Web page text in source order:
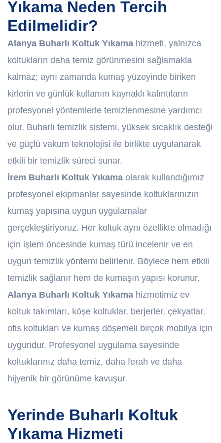
Yıkama Neden Tercih
Edilmelidir?
Alanya Buharlı Koltuk Yıkama hizmeti, yalnızca
koltukların daha temiz görünmesini sağlamakla
kalmaz; aynı zamanda kumaş yüzeyinde biriken
kirlerin ve günlük kullanım kaynaklı kalıntıların
profesyonel yöntemlerle temizlenmesine yardımcı
olur. Buharlı temizlik sistemi, yüksek sıcaklık desteği
ve güçlü vakum teknolojisi ile birlikte uygulanarak
etkili bir temizlik süreci sunar.
İrem Buharlı Koltuk Yıkama olarak kullandığımız
profesyonel ekipmanlar sayesinde koltuklarınızın
kumaş yapısına uygun uygulamalar
gerçekleştiriyoruz. Her koltuk aynı özellikte olmadığı
için işlem öncesinde kumaş türü incelenir ve en
uygun temizlik yöntemi belirlenir. Böylece hem etkili
temizlik sağlanır hem de kumaşın yapısı korunur.
Alanya Buharlı Koltuk Yıkama hizmetimiz ev
koltuk takımları, köşe koltuklar, berjerler, çekyatlar,
ofis koltukları ve kumaş döşemeli birçok mobilya için
uygundur. Profesyonel uygulama sayesinde
koltuklarınız daha temiz, daha ferah ve daha
hijyenik bir görünüme kavuşur.
Yerinde Buharlı Koltuk
Yıkama Hizmeti